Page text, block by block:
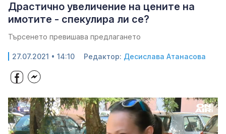
Драстично увеличение на цените на
имотите - спекулира ли се?
Търсенето превишава предлагането
27.07.2021 • 14:10 Редактор: Десислава Атанасова